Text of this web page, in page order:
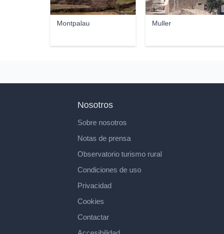
Montpalau Muller
Nosotros
Sobre nosotros
Notas de prensa
Observatorio turismo rural
Condiciones de uso
Privacidad
Cookies
Contactar